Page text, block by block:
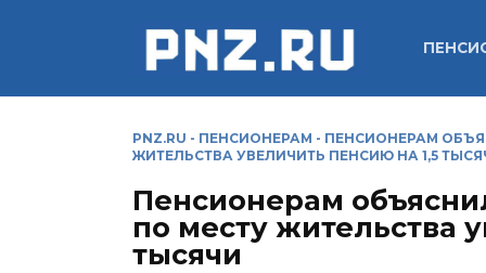
PNZ.RU - ПЕНСИОНЕРАМ - ПЕНСИОНЕРАМ
ЖИТЕЛЬСТВА УВЕЛИЧИТЬ ПЕНСИЮ НА 1,5
Пенсионерам
по месту жительства
тысячи